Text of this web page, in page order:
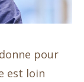
pour
est loin